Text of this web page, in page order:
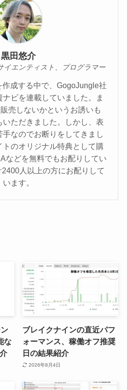
黒田悠介
イエンティスト、プログラマー
成する中で、GogoJungle社
ビを連載していました。ま
売しないかというお誘いも
ただきました。しかし、表
なのでお断りをしてきまし
トのオリジナル特典として購
などを無料でもお配りしてい
人以上の方にお配りして
います。
な
ブレイクナインの直近パフ
ォーマンス、稼働オフ推奨
日の結果紹介
2026年8月4日